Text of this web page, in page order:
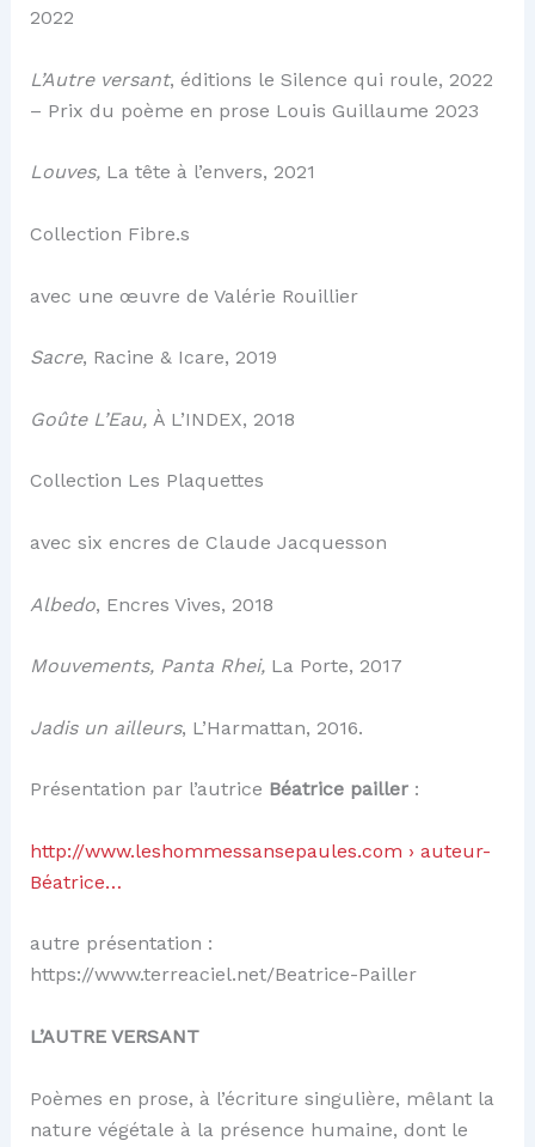
2022
L’Autre versant, éditions le Silence qui roule, 2022
– Prix du poème en prose Louis Guillaume 2023
Louves,La tête à l’envers, 2021
Collection Fibre.s
avec une œuvre de Valérie Rouillier
Sacre, Racine & Icare, 2019
Goûte L’Eau, À L’INDEX, 2018
Collection Les Plaquettes
avec six encres de Claude Jacquesson
Albedo, Encres Vives, 2018
Mouvements, Panta Rhei, La Porte, 2017
Jadis un ailleurs, L’Harmattan, 2016.
Présentation par l’autrice Béatrice pailler:
http://www.leshommessansepaules.com › auteur-
Béatrice…
autre présentation :
https://www.terreaciel.net/Beatrice-Pailler
L’AUTRE VERSANT
Poèmes en prose, à l’écriture singulière, mêlant la
nature végétale à la présence humaine, dont le